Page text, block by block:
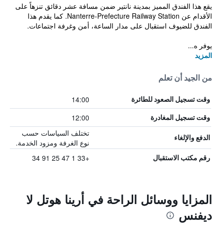
يقع هذا الفندق المميز بمدينة نانتير ضمن مسافة عشر دقائق تنزهاً على
الأقدام عن Nanterre-Prefecture Railway Station. كما يقدم هذا
الفندق للضيوف استقبال على مدار الساعة، أمن وغرفة اجتماعات.
يوفر ه...
المزيد
من الجيد أن تعلم
وقت تسجيل الصعود للطائرة 14:00
وقت تسجيل المغادرة 12:00
الدفع والإلغاء
تختلف السياسات حسب
نوع الغرفة ومزود الخدمة.
رقم مكتب الاستقبال +33 1 47 25 91 34
المزايا ووسائل الراحة في أرينا هوتل لا
ديفنس